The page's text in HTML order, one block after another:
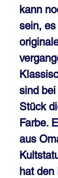
kann
sein,
sind
Stück
Farbe.
aus
hat